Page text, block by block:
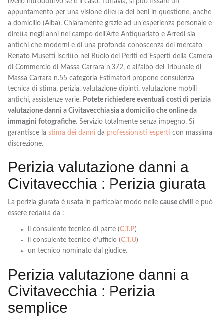
livello introduttivo se è il caso. Tuttavia, si può fissare un
appuntamento per una visione diretta dei beni in questione, anche
a domicilio (Alba). Chiaramente grazie ad un’esperienza personale e
diretta negli anni nel campo dell’Arte Antiquariato e Arredi sia
antichi che moderni e di una profonda conoscenza del mercato
Renato Musetti iscritto nel Ruolo dei Periti ed Esperti della Camera
di Commercio di Massa Carrara n.372, e all’albo del Tribunale di
Massa Carrara n.55 categoria Estimatori propone consulenza
tecnica di stima, perizia, valutazione dipinti, valutazione mobili
antichi, assistenze varie. Potete richiedere eventuali costi di perizia
valutazione danni a Civitavecchia sia a domicilio che online da
immagini fotografiche. Servizio totalmente senza impegno. Si
garantisce la stima dei danni da professionisti esperti con massima
discrezione.
Perizia valutazione danni a
Civitavecchia : Perizia giurata
La perizia giurata è usata in particolar modo nelle cause civili e può
essere redatta da :
il consulente tecnico di parte (C.T.P)
il consulente tecnico d’ufficio (C.T.U)
un tecnico nominato dal giudice.
Perizia valutazione danni a
Civitavecchia : Perizia
semplice